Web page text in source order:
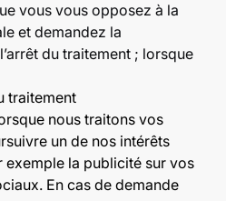
vous vous opposez à la
et demandez la
du traitement ; lorsque
traitement
nous traitons vos
un de nos intérêts
exemple la publicité sur vos
En cas de demande